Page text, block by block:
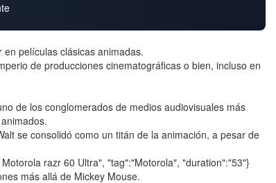
películas clásicas animadas.
de producciones cinematográficas o bien, incluso en
de los conglomerados de medios audiovisuales más
se consolidó como un titán de la animación, a pesar de
razr 60 Ultra", "tag":"Motorola", "duration":"53"}
más allá de Mickey Mouse.